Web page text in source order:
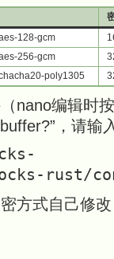
128-gcm
256-gcm
poly1305
nano编辑时
，请输
rust/
方式自己修